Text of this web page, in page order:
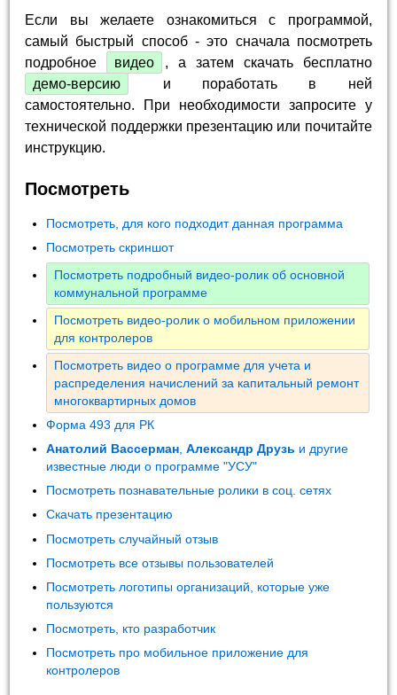
Если вы желаете ознакомиться с программой,
самый быстрый способ - это сначала посмотреть
подробное
видео
, а затем скачать бесплатно
демо-версию
и поработать в ней
самостоятельно. При необходимости запросите у
технической поддержки презентацию или почитайте
инструкцию.
Посмотреть
Посмотреть, для кого подходит данная программа
Посмотреть скриншот
Посмотреть подробный видео-ролик об основной
коммунальной программе
Посмотреть видео-ролик о мобильном приложении
для контролеров
Посмотреть видео о программе для учета и
распределения начислений за капитальный ремонт
многоквартирных домов
Форма 493 для РК
Анатолий Вассерман ,Александр Друзь и другие
известные люди о программе "УСУ"
Посмотреть познавательные ролики в соц. сетях
Скачать презентацию
Посмотреть случайный отзыв
Посмотреть все отзывы пользователей
Посмотреть логотипы организаций, которые уже
пользуются
Посмотреть, кто разработчик
Посмотреть про мобильное приложение для
контролеров